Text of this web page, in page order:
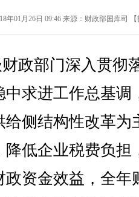
年01月26日 09:46来源： 财政部国库司 【
政部门深入贯彻
中求进工作总基调
侧结构性改革为
低企业税费负担
资金效益，全年